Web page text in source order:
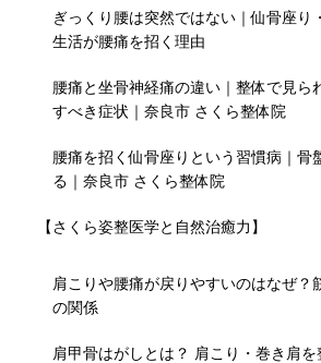
ぎっくり腰は突然ではない｜仙骨座り
生活が腰痛を招く理由
腰痛と坐骨神経痛の違い｜整体で見ら
すべき症状｜奈良市 さくら整体院
腰痛を招く仙骨座りという習慣病｜骨
る｜奈良市 さくら整体院
【さくら姿整医学と自然治癒力】
肩こりや腰痛が戻りやすいのはなぜ？
の関係
肩甲骨はがしとは？ 肩こり・巻き肩